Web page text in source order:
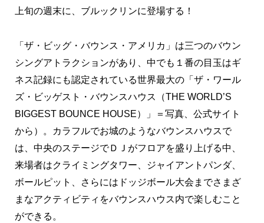
上旬の週末に、ブルックリンに登場する！
「ザ・ビッグ・バウンス・アメリカ」は三つのバウン
シングアトラクションがあり、中でも１番の目玉はギ
ネス記録にも認定されている世界最大の「ザ・ワール
ズ・ビッゲスト・バウンスハウス（THE WORLD’S
BIGGEST BOUNCE HOUSE）」＝写真、公式サイト
から）。カラフルでお城のようなバウンスハウスで
は、中央のステージでＤＪがフロアを盛り上げる中、
来場者はクライミングタワー、ジャイアントパンダ、
ボールピット、さらにはドッジボール大会までさまざ
まなアクティビティをバウンスハウス内で楽しむこと
ができる。